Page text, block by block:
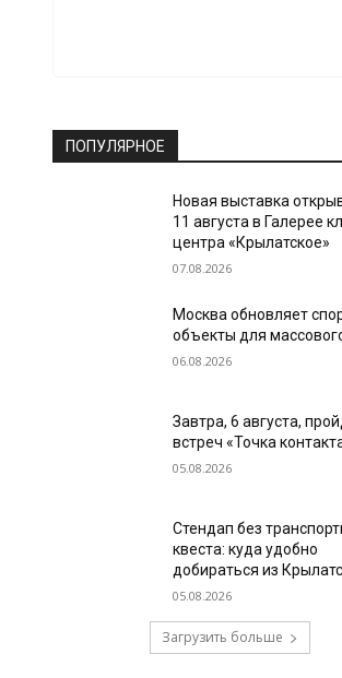
ПОПУЛЯРНОЕ
Новая выставка
11 августа в Галерее
центра «Крылатское»
07.08.2026
Москва обновляет
объекты для
06.08.2026
Завтра, 6 августа,
встреч «Точка
05.08.2026
Стендап без
квеста: куда удобно
добираться из
05.08.2026
Загрузить больше